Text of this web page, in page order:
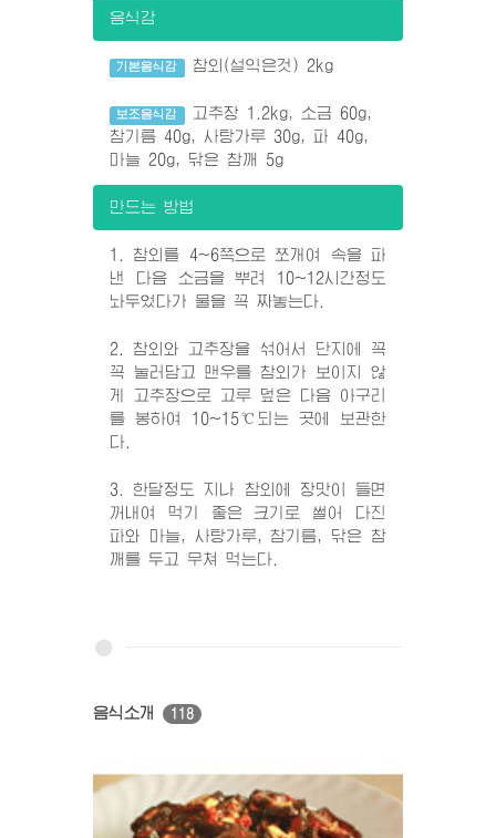
음식감
기본음식감 참외(설익은것) 2kg
보조음식감
고추장 1.2kg, 소금 60g,
참기름 40g, 사탕가루 30g, 파 40g,
마늘 20g, 닦은 참깨 5g
만드는 방법
1. 참외를 4~6쪽으로 쪼개여 속을 파
낸 다음 소금을 뿌려 10~12시간정도
놔두었다가 물을 꼭 짜놓는다.
2. 참외와 고추장을 섞어서 단지에 꼭
꼭 눌러담고 맨우를 참외가 보이지 않
게 고추장으로 고루 덮은 다음 아구리
를 봉하여 10~15℃되는 곳에 보관한
다.
3. 한달정도 지나 참외에 장맛이 들면
꺼내여 먹기 좋은 크기로 썰어 다진
파와 마늘, 사탕가루, 참기름, 닦은 참
깨를 두고 무쳐 먹는다.
음식소개 118